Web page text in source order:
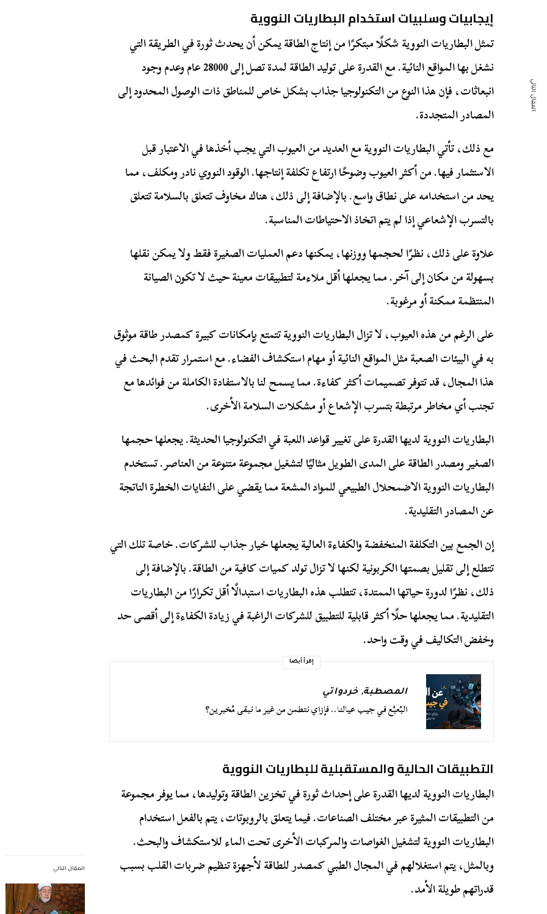
المقال التالي
إيجابيات وسلبيات استخدام البطاريات النووية
تمثل البطاريات النووية شكلًا مبتكرًا من إنتاج الطاقة يمكن أن يحدث ثورة في الطريقة التي
نشغل بها المواقع النائية. مع القدرة على توليد الطاقة لمدة تصل إلى 28000 عام وعدم وجود
انبعاثات، فإن هذا النوع من التكنولوجيا جذاب بشكل خاص للمناطق ذات الوصول المحدود إلى
المصادر المتجددة.
مع ذلك، تأتي البطاريات النووية مع العديد من العيوب التي يجب أخذها في الاعتبار قبل
الاستثمار فيها. من أكثر العيوب وضوحًا ارتفاع تكلفة إنتاجها. الوقود النووي نادر ومكلف، مما
يحد من استخدامه على نطاق واسع. بالإضافة إلى ذلك، هناك مخاوف تتعلق بالسلامة تتعلق
بالتسرب الإشعاعي إذا لم يتم اتخاذ الاحتياطات المناسبة.
علاوة على ذلك، نظرًا لحجمها ووزنها، يمكنها دعم العمليات الصغيرة فقط ولا يمكن نقلها
بسهولة من مكان إلى آخر. مما يجعلها أقل ملاءمة لتطبيقات معينة حيث لا تكون الصيانة
المنتظمة ممكنة أو مرغوبة.
على الرغم من هذه العيوب، لا تزال البطاريات النووية تتمتع بإمكانات كبيرة كمصدر طاقة موثوق
به في البيئات الصعبة مثل المواقع النائية أو مهام استكشاف الفضاء. مع استمرار تقدم البحث في
هذا المجال، قد تتوفر تصميمات أكثر كفاءة. مما يسمح لنا بالاستفادة الكاملة من فوائدها مع
تجنب أي مخاطر مرتبطة بتسرب الإشعاع أو مشكلات السلامة الأخرى.
البطاريات النووية لديها القدرة على تغيير قواعد اللعبة في التكنولوجيا الحديثة. يجعلها حجمها
الصغير ومصدر الطاقة على المدى الطويل مثاليًا لتشغيل مجموعة متنوعة من العناصر. تستخدم
البطاريات النووية الاضمحلال الطبيعي للمواد المشعة مما يقضي على النفايات الخطرة الناتجة
عن المصادر التقليدية.
إن الجمع بين التكلفة المنخفضة والكفاءة العالية يجعلها خيار جذاب للشركات. خاصة تلك التي
تتطلع إلى تقليل بصمتها الكربونية لكنها لا تزال تولد كميات كافية من الطاقة. بالإضافة إلى
ذلك، نظرًا لدورة حياتها الممتدة، تتطلب هذه البطاريات استبدالًا أقل تكرارًا من البطاريات
التقليدية. مما يجعلها حلًا أكثر قابلية للتطبيق للشركات الراغبة في زيادة الكفاءة إلى أقصى حد
وخفض التكاليف في وقت واحد.
إقرأ أيضا
المصطبة,خردواتي
البُعبُع في جيب عيالنا.. فإزاي نتطمن من غير ما نبقى مُخبرين؟
التطبيقات الحالية والمستقبلية للبطاريات النووية
البطاريات النووية لديها القدرة على إحداث ثورة في تخزين الطاقة وتوليدها، مما يوفر مجموعة
من التطبيقات المثيرة عبر مختلف الصناعات. فيما يتعلق بالروبوتات، يتم بالفعل استخدام
البطاريات النووية لتشغيل الغواصات والمركبات الأخرى تحت الماء للاستكشاف والبحث.
وبالمثل، يتم استغلالهم في المجال الطبي كمصدر للطاقة لأجهزة تنظيم ضربات القلب بسبب
قدراتهم طويلة الأمد.
المقال التالي